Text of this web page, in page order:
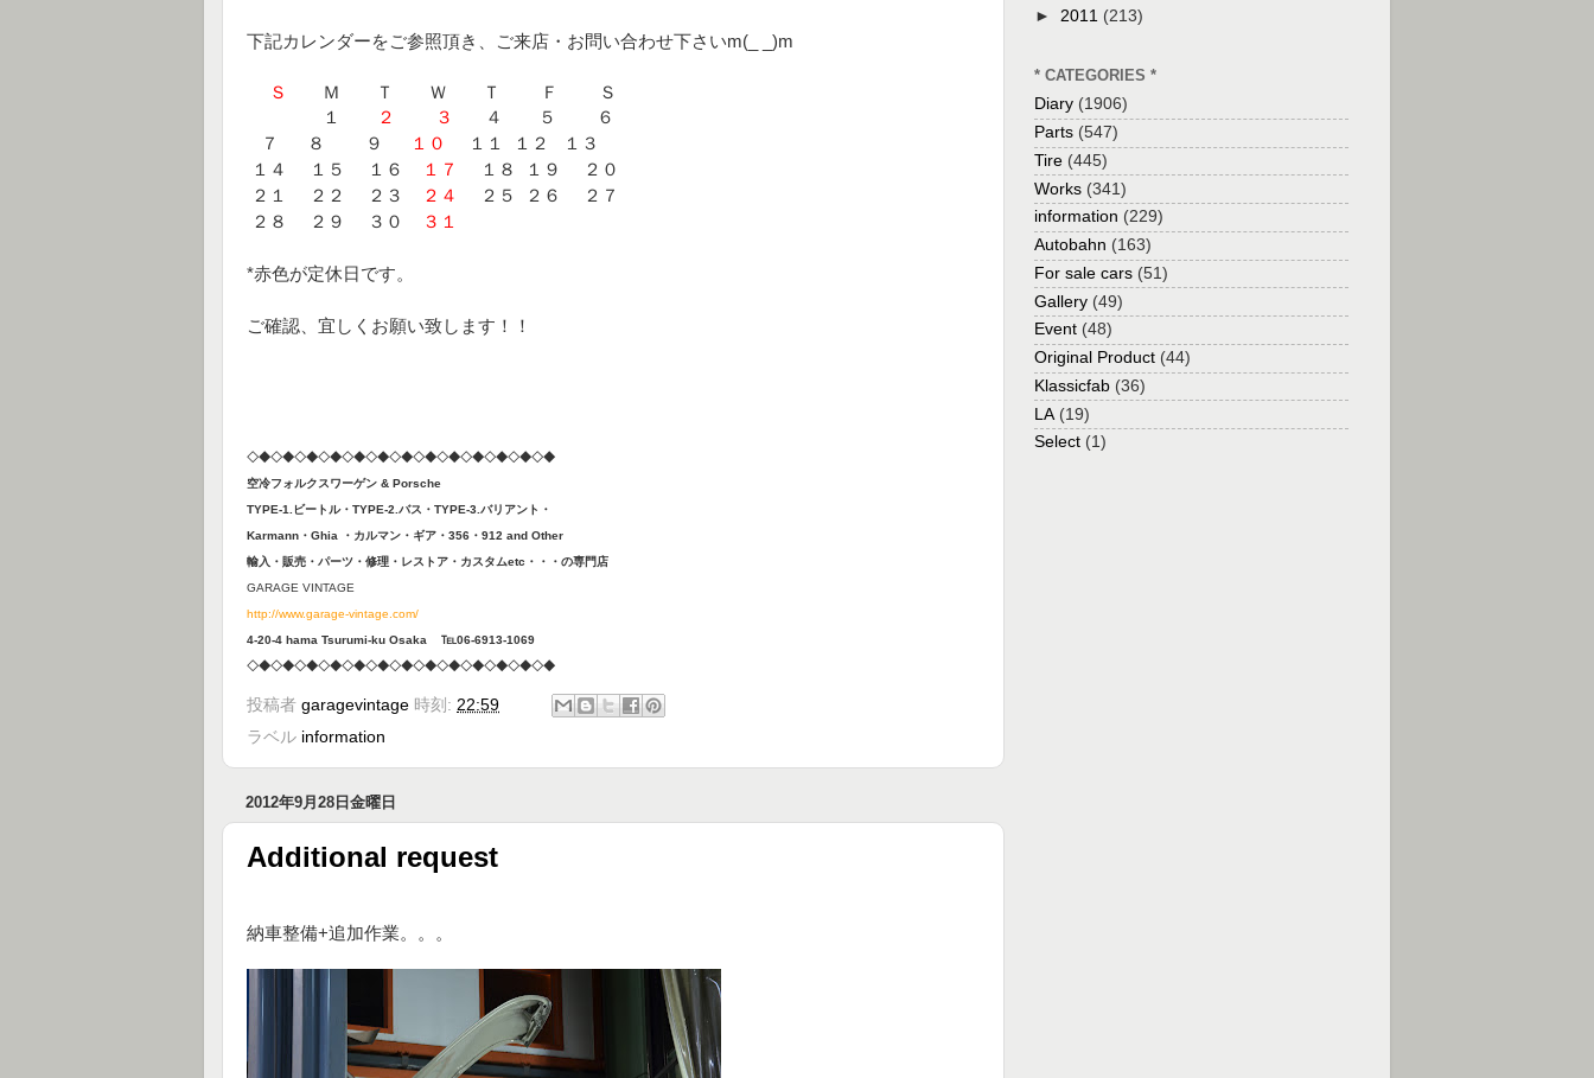
下記カレンダーをご参照頂き、ご来店・お問い合わせ下さいm(_ _)m
Ｓ
Ｍ Ｔ Ｗ Ｔ Ｆ Ｓ
１
２ ３ ４ ５
６
７
８ ９ １０ １１ １２
１３
１４
１５ １６ １７ １８ １９
２０
２１
２２ ２３ ２４ ２５ ２６
２７
２８
２９ ３０ ３１
*赤色が定休日です。
ご確認、宜しくお願い致します！！
◇◆◇◆◇◆◇◆◇◆◇◆◇◆◇◆◇◆◇◆◇◆◇◆◇◆
空冷フォルクスワーゲン & Porsche
TYPE-1.ビートル・TYPE-2.バス・TYPE-3.バリアント・
Karmann・Ghia ・カルマン・ギア・356・912 and Other
輸入・販売・パーツ・修理・ レストア・カスタムetc・・・の専門店
GARAGE VINTAGE
http://www.garage-vintage.com/
4-20-4 hama Tsurumi-ku Osaka ℡06-6913-1069
◇◆◇◆◇◆◇◆◇◆◇◆◇◆◇◆◇◆◇◆◇◆◇◆◇◆
投稿者 garagevintage 時刻: 22:59
ラベル information
2012年9月28日金曜日
Additional request
納車整備+追加作業。。。
► 2011 (213)
* CATEGORIES *
Diary (1906)
Parts (547)
Tire (445)
Works (341)
information (229)
Autobahn (163)
For sale cars (51)
Gallery (49)
Event (48)
Original Product (44)
Klassicfab (36)
LA (19)
Select (1)